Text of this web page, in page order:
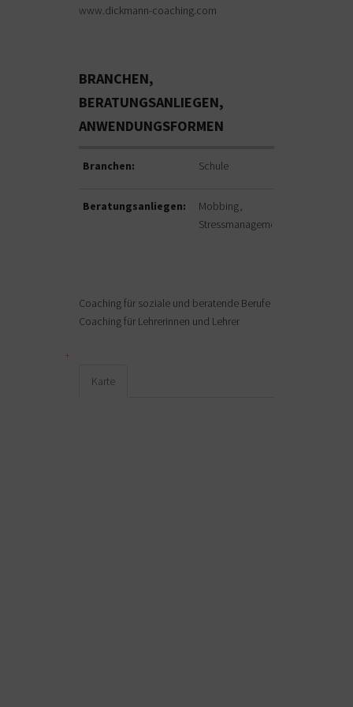
www.dickmann-coaching.com
BRANCHEN,
BERATUNGSANLIEGEN,
ANWENDUNGSFORMEN
Branchen: Schule
Beratungsanliegen:
Mobbing
Stressmanagement
Coaching für soziale und beratende Berufe
Coaching für Lehrerinnen und Lehrer
Karte